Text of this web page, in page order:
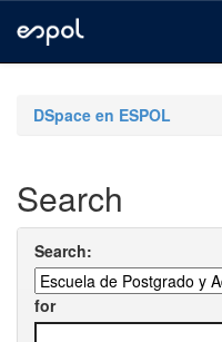
navigationDSpace en ESPOL
Search
Search:
for